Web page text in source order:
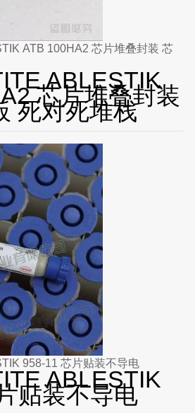
ATB 100HA2 芯片堆叠封装 芯
ABLESTIK
芯片堆叠封装
死对死堆栈
958-11 芯片贴装不导电
ABLESTIK
贴装不导电